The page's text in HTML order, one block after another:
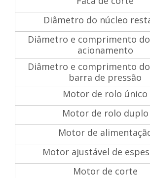
Diâmetro do núcleo
Diâmetro e comprimento
acionamento
Diâmetro e comprimento
barra de pressão
Motor de rolo único
Motor de rolo duplo
Motor de
Motor ajustável de
Motor de corte